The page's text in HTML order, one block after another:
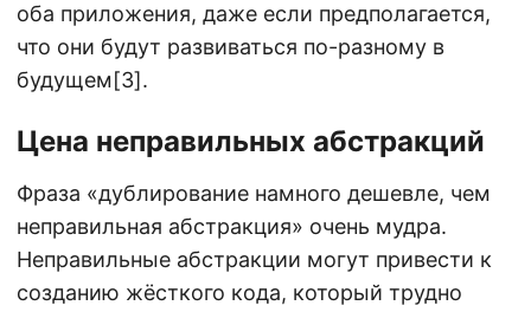
оба приложения, даже если предполагается,
что они будут развиваться по-разному в
будущем[3].
Цена неправильных абстракций
Фраза «дублирование намного дешевле, чем
неправильная абстракция» очень мудра.
Неправильные абстракции могут привести к
созданию жёсткого кода, который трудно